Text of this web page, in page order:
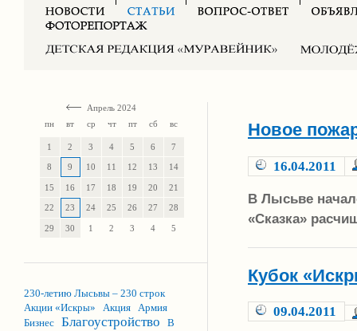
Апрель 2024
пн
вт ср чт пт сб вс
1 2 3 4 5 6 7
8 9 10 11 12 13 14
15 16 17 18 19 20 21
22 23 24 25 26 27 28
29 30 1 2 3 4 5
230-летию Лысьвы – 230 строк
Акции «Искры»
Акция Армия
Бизнес Благоустройство
В
Новое
16.04.2011
В Лысьве
«Сказка»
Кубок
09.04.2011